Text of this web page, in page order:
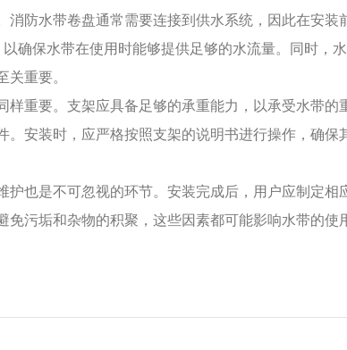
防水带卷盘通常需要连接到供水系统，因此在安
确保水带在使用时能够提供足够的水流量。同时，
关重要。
样重要。支架应具备足够的承重能力，以承受水带
。安装时，应严格按照支架的说明书进行操作，确
护也是不可忽视的环节。安装完成后，用户应制定
免污垢和杂物的积聚，这些因素都可能影响水带的